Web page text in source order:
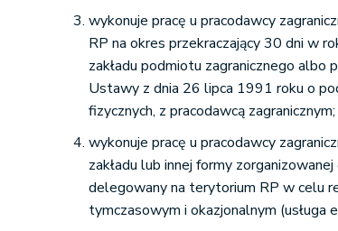
wykonuje pracę u pracodawcy
RP na okres przekraczający 30 dni w
zakładu podmiotu zagranicznego albo
Ustawy z dnia 26 lipca 1991 roku o
fizycznych, z pracodawcą zagranicznym;
wykonuje pracę u pracodawcy
zakładu lub innej formy
delegowany na terytorium RP w celu
tymczasowym i okazjonalnym (usługa